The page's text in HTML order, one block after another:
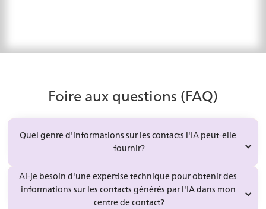
Foire aux questions (FAQ)
Quel genre d'informations sur les contacts l'IA peut-elle
fournir?
Ai-je besoin d'une expertise technique pour obtenir des
informations sur les contacts générés par l'IA dans mon
centre de contact?